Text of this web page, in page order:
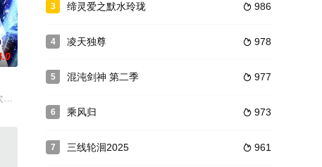
家见到姨母确定了自己穿越的事
会下进入到异世界，却因为沉迷女色而使自己失去成为最强者的机会，最终
3  986
缔灵爱之默水玲珑
4  978
凌天独尊
5  977
混沌剑神 第二季
6  973
乘风归
7  961
三线轮洄2025